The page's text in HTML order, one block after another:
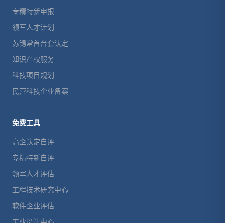
专精特新申报
领军人才计划
苏锡常首台套认定
知识产权服务
科技项目规划
民营科技企业备案
免费工具
高企认定自评
专精特新自评
领军人才评估
工程技术研究中心
软件企业评估